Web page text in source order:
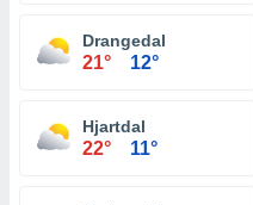
Drangedal
21° 12°
Hjartdal
22° 11°